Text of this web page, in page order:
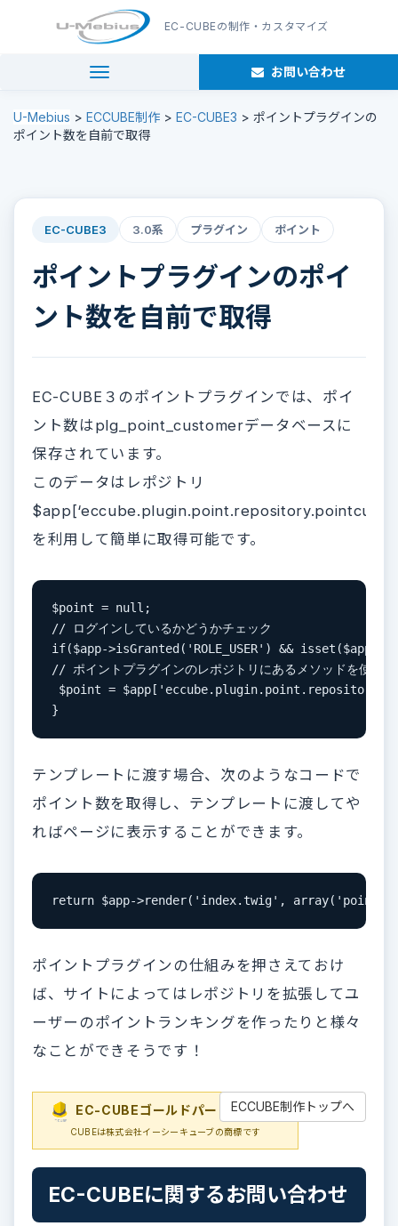
EC-CUBEの制作・カスタマイズ
navigation お問い合わせ
U-Mebius > ECCUBE制作 > EC-CUBE3 > ポイントプラグインの
ポイント数を自前で取得
EC-CUBE3 3.0系 プラグイン ポイント
ポイントプラグインのポイ
ント数を自前で取得
EC-CUBE３のポイントプラグインでは、ポイ
ント数はplg_point_customerデータベースに
保存されています。
このデータはレポジトリ
を利用して簡単に取得可能です。
$point = null;
// ログインしているかどうかチェック
if($app->isGranted('ROLE_USER') &&
// ポイントプラグインのレポジトリにあるメソッドを使用
$point =
}
テンプレートに渡す場合、次のようなコードで
ポイント数を取得し、テンプレートに渡してや
ればページに表示することができます。
return $app->render('index.twig', array('point'
ポイントプラグインの仕組みを押さえておけ
ば、サイトによってはレポジトリを拡張してユ
ーザーのポイントランキングを作ったりと様々
なことができそうです！
EC-CUBEゴールドパートナーEC-
CUBEは株式会社イーシーキューブの商標です
ECCUBE制作トップへ
EC-CUBEに関するお問い合わせ